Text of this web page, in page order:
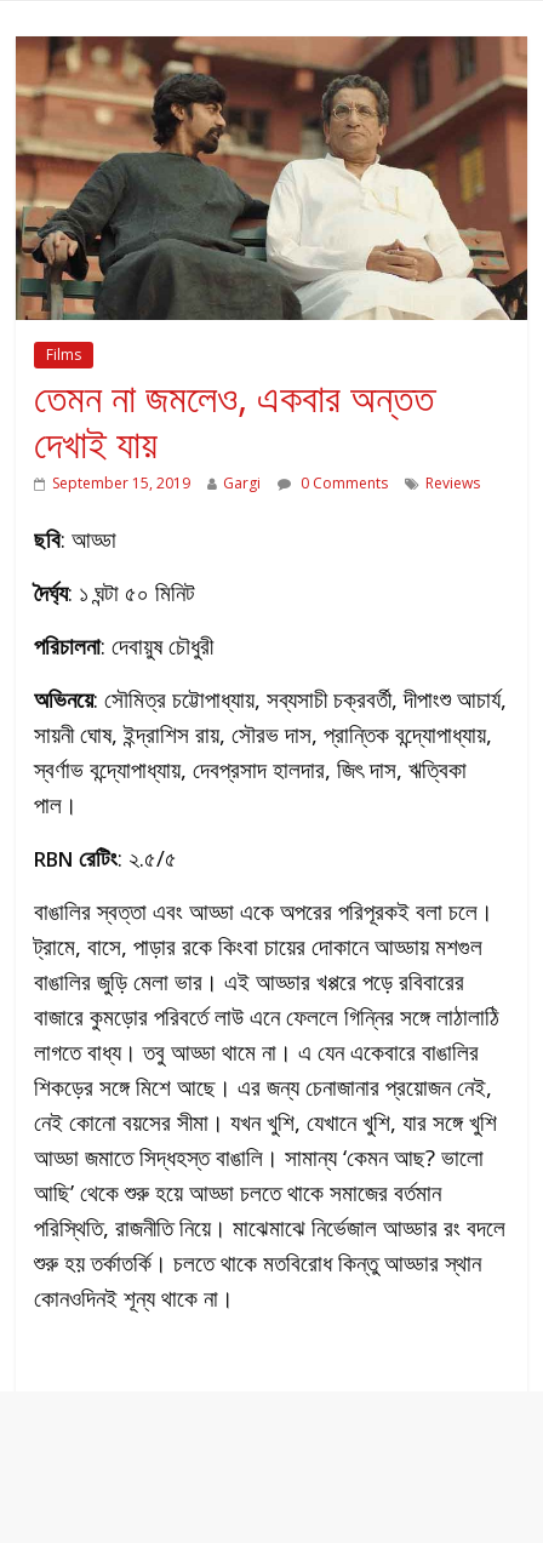
Films
তেমন না জমলেও, একবার অন্তত
দেখাই যায়
September 15, 2019 Gargi 0 Comments Reviews
ছবি: আড্ডা
দৈর্ঘ্য: ১ ঘন্টা ৫০ মিনিট
পরিচালনা: দেবায়ুষ চৌধুরী
অভিনয়ে: সৌমিত্র চট্টোপাধ্যায়, সব্যসাচী চক্রবর্তী, দীপাংশু আচার্য,
সায়নী ঘোষ, ইন্দ্রাশিস রায়, সৌরভ দাস, প্রান্তিক বন্দ্যোপাধ্যায়,
স্বর্ণাভ বন্দ্যোপাধ্যায়, দেবপ্রসাদ হালদার, জিৎ দাস, ঋত্বিকা
পাল।
RBN রেটিং: ২.৫/৫
বাঙালির স্বত্তা এবং আড্ডা একে অপরের পরিপূরকই বলা চলে।
ট্রামে, বাসে, পাড়ার রকে কিংবা চায়ের দোকানে আড্ডায় মশগুল
বাঙালির জুড়ি মেলা ভার। এই আড্ডার খপ্পরে পড়ে রবিবারের
বাজারে কুমড়োর পরিবর্তে লাউ এনে ফেললে গিন্নির সঙ্গে লাঠালাঠি
লাগতে বাধ্য। তবু আড্ডা থামে না। এ যেন একেবারে বাঙালির
শিকড়ের সঙ্গে মিশে আছে। এর জন্য চেনাজানার প্রয়োজন নেই,
নেই কোনো বয়সের সীমা। যখন খুশি, যেখানে খুশি, যার সঙ্গে খুশি
আড্ডা জমাতে সিদ্ধহস্ত বাঙালি। সামান্য ‘কেমন আছ? ভালো
আছি’ থেকে শুরু হয়ে আড্ডা চলতে থাকে সমাজের বর্তমান
পরিস্থিতি, রাজনীতি নিয়ে। মাঝেমাঝে নির্ভেজাল আড্ডার রং বদলে
শুরু হয় তর্কাতর্কি। চলতে থাকে মতবিরোধ কিন্তু আড্ডার স্থান
কোনওদিনই শূন্য থাকে না।